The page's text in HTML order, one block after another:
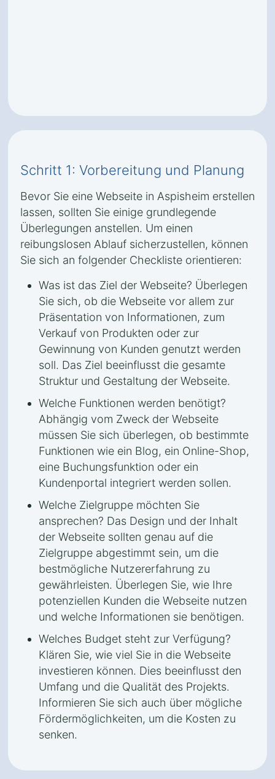
Schritt 1: Vorbereitung und Planung
Bevor Sie eine Webseite in Aspisheim erstellen
lassen, sollten Sie einige grundlegende
Überlegungen anstellen. Um einen
reibungslosen Ablauf sicherzustellen, können
Sie sich an folgender Checkliste orientieren:
Was ist das Ziel der Webseite? Überlegen
Sie sich, ob die Webseite vor allem zur
Präsentation von Informationen, zum
Verkauf von Produkten oder zur
Gewinnung von Kunden genutzt werden
soll. Das Ziel beeinflusst die gesamte
Struktur und Gestaltung der Webseite.
Welche Funktionen werden benötigt?
Abhängig vom Zweck der Webseite
müssen Sie sich überlegen, ob bestimmte
Funktionen wie ein Blog, ein Online-Shop,
eine Buchungsfunktion oder ein
Kundenportal integriert werden sollen.
Welche Zielgruppe möchten Sie
ansprechen? Das Design und der Inhalt
der Webseite sollten genau auf die
Zielgruppe abgestimmt sein, um die
bestmögliche Nutzererfahrung zu
gewährleisten. Überlegen Sie, wie Ihre
potenziellen Kunden die Webseite nutzen
und welche Informationen sie benötigen.
Welches Budget steht zur Verfügung?
Klären Sie, wie viel Sie in die Webseite
investieren können. Dies beeinflusst den
Umfang und die Qualität des Projekts.
Informieren Sie sich auch über mögliche
Fördermöglichkeiten, um die Kosten zu
senken.